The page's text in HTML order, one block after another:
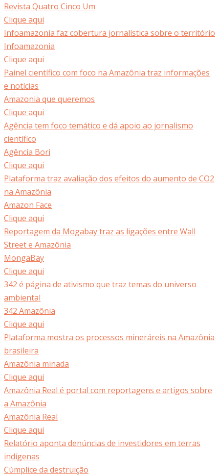
Revista Quatro Cinco Um
Clique aqui
Infoamazonia faz cobertura jornalística sobre o território
Infoamazonia
Clique aqui
Painel científico com foco na Amazônia traz informações
e notícias
Amazonia que queremos
Clique aqui
Agência tem foco temático e dá apoio ao jornalismo
científico
Agência Bori
Clique aqui
Plataforma traz avaliação dos efeitos do aumento de CO2
na Amazônia
Amazon Face
Clique aqui
Reportagem da Mogabay traz as ligações entre Wall
Street e Amazônia
MongaBay
Clique aqui
342 é página de ativismo que traz temas do universo
ambiental
342 Amazônia
Clique aqui
Plataforma mostra os processos mineráreis na Amazônia
brasileira
Amazônia minada
Clique aqui
Amazônia Real é portal com reportagens e artigos sobre
a Amazônia
Amazônia Real
Clique aqui
Relatório aponta denúncias de investidores em terras
indígenas
Cúmplice da destruição